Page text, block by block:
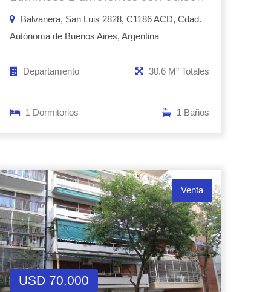
Balvanera, San Luis 2828, C1186 ACD, Cdad.
Autónoma de Buenos Aires, Argentina
Departamento 30.6 M² Totales
1 Dormitorios 1 Baños
Venta
USD 70.000